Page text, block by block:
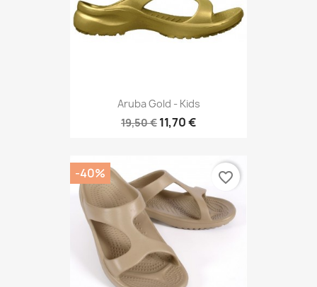
Aruba Gold - Kids
19,50 € 11,70 €
-40% favorite_border